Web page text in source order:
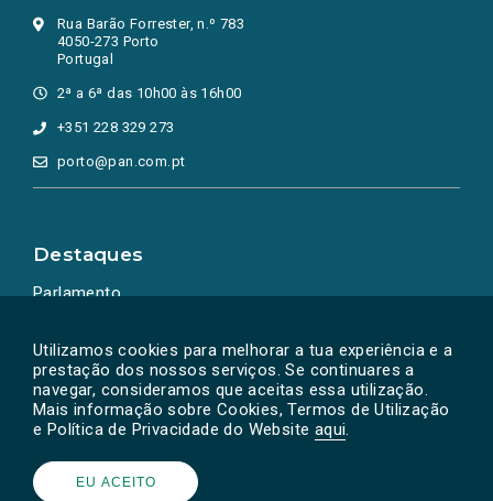
Utilizamos cookies para melhorar a tua experiência e a
prestação dos nossos serviços. Se continuares a
navegar, consideramos que aceitas essa utilização.
Mais informação sobre Cookies, Termos de Utilização
e Política de Privacidade do Website aqui.
EU ACEITO
Rua Barão Forrester, n.º 783
4050-273 Porto
Portugal
2ª a 6ª das 10h00 às 16h00
+351 228 329 273
porto@pan.com.pt
Destaques
Parlamento
Powered by © PAN 2026